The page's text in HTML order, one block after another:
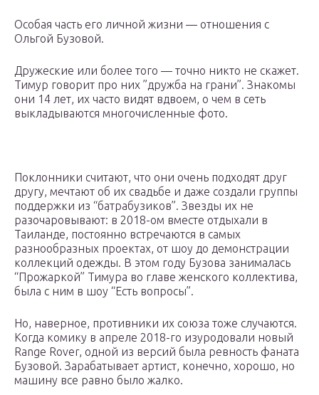
Особая часть его личной жизни — отношения с
Ольгой Бузовой.
Дружеские или более того — точно никто не скажет.
Тимур говорит про них ”дружба на грани”. Знакомы
они 14 лет, их часто видят вдвоем, о чем в сеть
выкладываются многочисленные фото.
Поклонники считают, что они очень подходят друг
другу, мечтают об их свадьбе и даже создали группы
поддержки из “батрабузиков”. Звезды их не
разочаровывают: в 2018-ом вместе отдыхали в
Таиланде, постоянно встречаются в самых
разнообразных проектах, от шоу до демонстрации
коллекций одежды. В этом году Бузова занималась
“Прожаркой” Тимура во главе женского коллектива,
была с ним в шоу “Есть вопросы”.
Но, наверное, противники их союза тоже случаются.
Когда комику в апреле 2018-го изуродовали новый
Range Rover, одной из версий была ревность фаната
Бузовой. Зарабатывает артист, конечно, хорошо, но
машину все равно было жалко.